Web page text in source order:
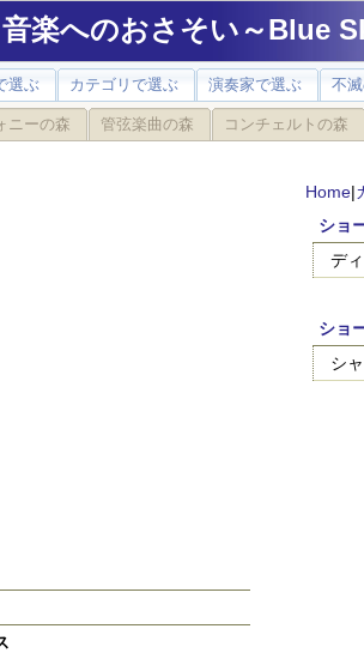
楽へのおさそい～Blue
選ぶ カテゴリで選ぶ 演奏家で選ぶ 不
ニーの森 管弦楽曲の森 コンチェルトの森
Home|
ショ
デ
ショ
シ